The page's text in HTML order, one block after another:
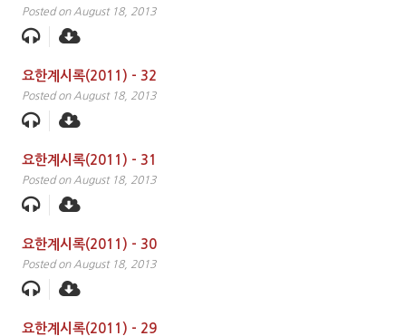
Posted on August 18, 2013
요한계시록(2011) – 32
Posted on August 18, 2013
요한계시록(2011) – 31
Posted on August 18, 2013
요한계시록(2011) – 30
Posted on August 18, 2013
요한계시록(2011) – 29